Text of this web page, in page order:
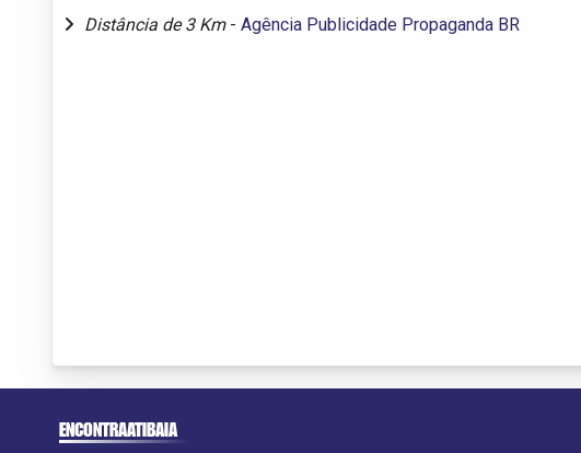
Distância de 3 Km - Agência Publicidade Propaganda BR
ENCONTRAATIBAIA